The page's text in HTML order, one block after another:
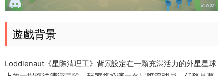
遊戲背景
Loddlenaut《星際清理工》背景設定在一顆充滿活力的外星星球